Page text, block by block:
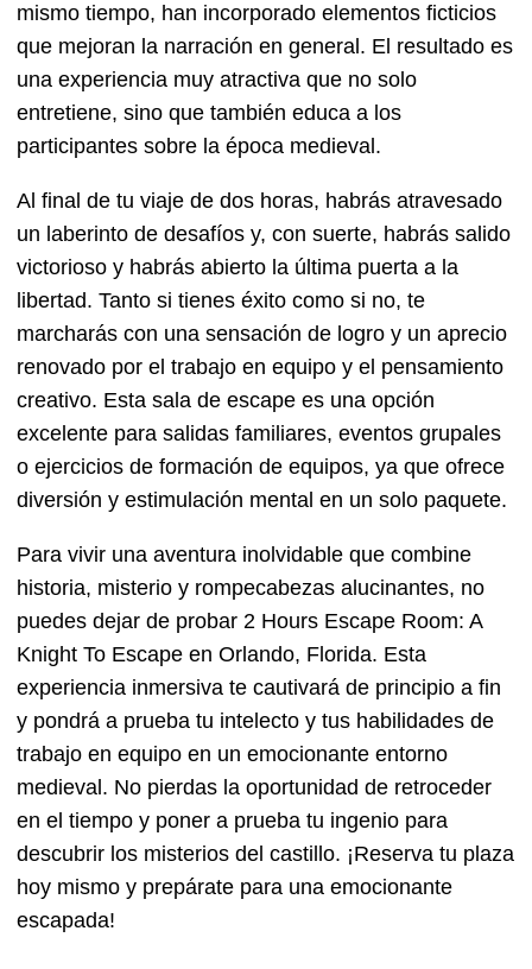
mismo tiempo, han incorporado elementos ficticios
que mejoran la narración en general. El resultado es
una experiencia muy atractiva que no solo
entretiene, sino que también educa a los
participantes sobre la época medieval.
Al final de tu viaje de dos horas, habrás atravesado
un laberinto de desafíos y, con suerte, habrás salido
victorioso y habrás abierto la última puerta a la
libertad. Tanto si tienes éxito como si no, te
marcharás con una sensación de logro y un aprecio
renovado por el trabajo en equipo y el pensamiento
creativo. Esta sala de escape es una opción
excelente para salidas familiares, eventos grupales
o ejercicios de formación de equipos, ya que ofrece
diversión y estimulación mental en un solo paquete.
Para vivir una aventura inolvidable que combine
historia, misterio y rompecabezas alucinantes, no
puedes dejar de probar 2 Hours Escape Room: A
Knight To Escape en Orlando, Florida. Esta
experiencia inmersiva te cautivará de principio a fin
y pondrá a prueba tu intelecto y tus habilidades de
trabajo en equipo en un emocionante entorno
medieval. No pierdas la oportunidad de retroceder
en el tiempo y poner a prueba tu ingenio para
descubrir los misterios del castillo. ¡Reserva tu plaza
hoy mismo y prepárate para una emocionante
escapada!